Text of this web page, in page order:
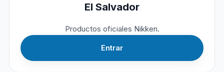
El Salvador
Productos oficiales Nikken.
Entrar